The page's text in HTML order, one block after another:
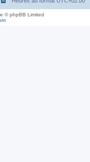
© phpBB Limited